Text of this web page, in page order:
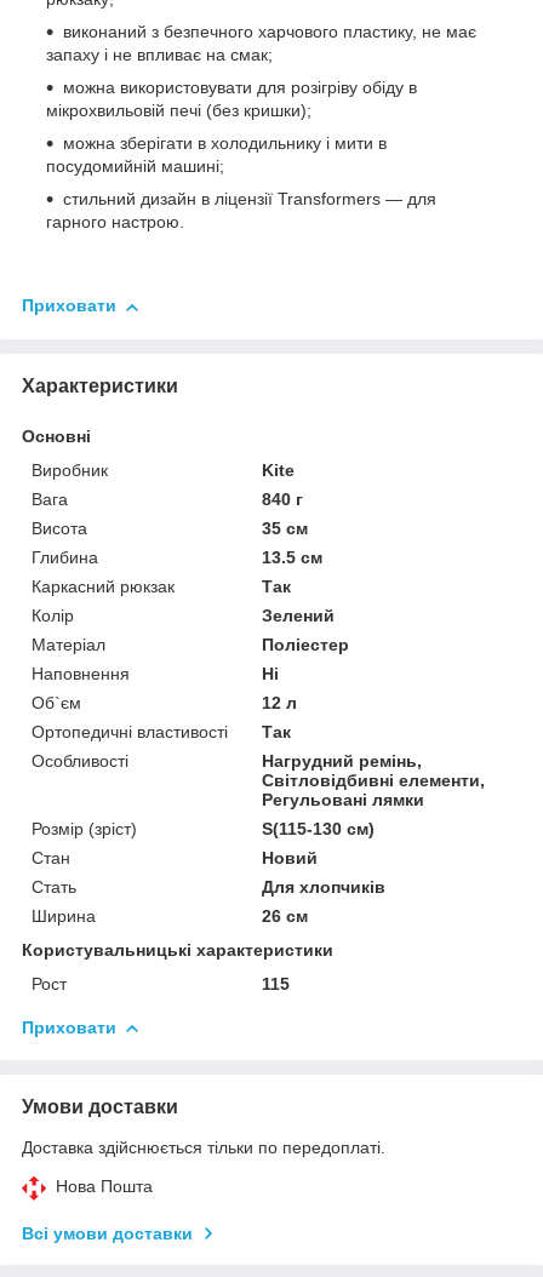
виконаний з безпечного харчового пластику, не має
запаху і не впливає на смак;
можна використовувати для розігріву обіду в
мікрохвильовій печі (без кришки);
можна зберігати в холодильнику і мити в
посудомийній машині;
стильний дизайн в ліцензії Transformers — для
гарного настрою.
Приховати
Характеристики
Основні
Виробник
Kite
Вага
840 г
Висота
35 см
Глибина
13.5 см
Каркасний рюкзак
Так
Колір
Зелений
Матеріал
Поліестер
Наповнення
Ні
Об`єм
12 л
Ортопедичні властивості
Так
Особливості
Нагрудний ремінь,
Світловідбивні елементи,
Регульовані лямки
Розмір (зріст)
S(115-130 см)
Стан
Новий
Стать
Для хлопчиків
Ширина
26 см
Користувальницькі характеристики
Рост
115
Приховати
Умови доставки
Доставка здійснюється тільки по передоплаті.
Нова Пошта
Всі умови доставки